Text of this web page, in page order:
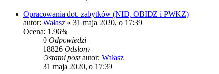
Opracowania dot. zabytków (NID, OBIDZ i PWKZ)
autor: Wałasz » 31 maja 2020, o 17:39
Ocena: 1.96%
0 Odpowiedzi
18826 Odsłony
Ostatni postautor: Wałasz
31 maja 2020, o 17:39